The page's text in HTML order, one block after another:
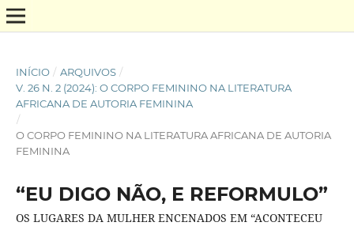
INÍCIO / ARQUIVOS /
V. 26 N. 2 (2024): O CORPO FEMININO NA LITERATURA
AFRICANA DE AUTORIA FEMININA
/
O CORPO FEMININO NA LITERATURA AFRICANA DE AUTORIA
FEMININA
“EU DIGO NÃO, E REFORMULO”
OS LUGARES DA MULHER ENCENADOS EM “ACONTECEU